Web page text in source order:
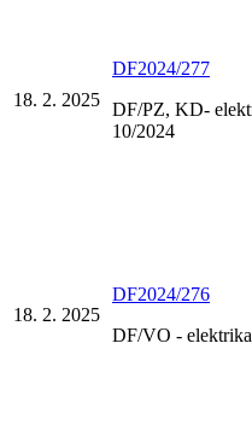
18. 2. 2025
DF2024/277
DF/PZ, KD-
10/2024
18. 2. 2025
DF2024/276
DF/VO -